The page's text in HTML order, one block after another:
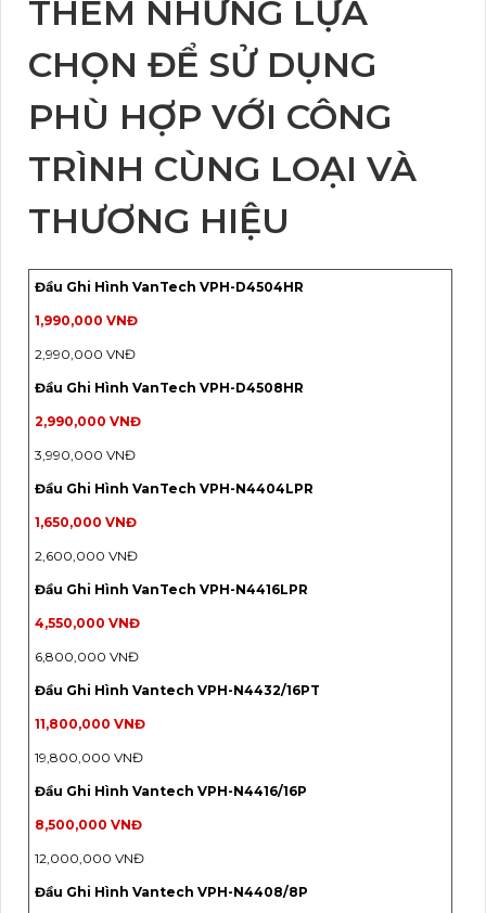
THÊM NHỮNG LỰA
CHỌN ĐỂ SỬ DỤNG
PHÙ HỢP VỚI CÔNG
TRÌNH CÙNG LOẠI VÀ
THƯƠNG HIỆU
Đầu Ghi Hình VanTech VPH-D4504HR
1,990,000 VNĐ
2,990,000 VNĐ
Đầu Ghi Hình VanTech VPH-D4508HR
2,990,000 VNĐ
3,990,000 VNĐ
Đầu Ghi Hình VanTech VPH-N4404LPR
1,650,000 VNĐ
2,600,000 VNĐ
Đầu Ghi Hình VanTech VPH-N4416LPR
4,550,000 VNĐ
6,800,000 VNĐ
Đầu Ghi Hình Vantech VPH-N4432/16PT
11,800,000 VNĐ
19,800,000 VNĐ
Đầu Ghi Hình Vantech VPH-N4416/16P
8,500,000 VNĐ
12,000,000 VNĐ
Đầu Ghi Hình Vantech VPH-N4408/8P